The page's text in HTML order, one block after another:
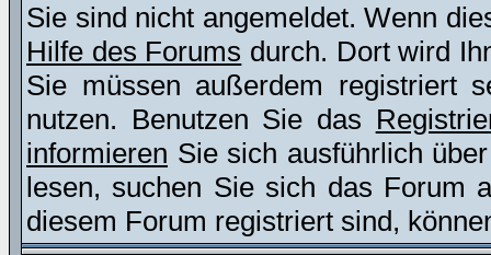
Sie sind nicht angemeldet. Wenn
Hilfe des Forums durch. Dort wird
Sie müssen außerdem registriert
nutzen. Benutzen Sie das
informieren Sie sich ausführlich
lesen, suchen Sie sich das Forum
diesem Forum registriert sind,